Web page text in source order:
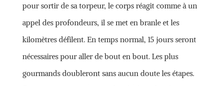
pour sortir de sa torpeur, le corps réagit comme à un
appel des profondeurs, il se met en branle et les
kilomètres défilent. En temps normal, 15 jours seront
nécessaires pour aller de bout en bout. Les plus
gourmands doubleront sans aucun doute les étapes.